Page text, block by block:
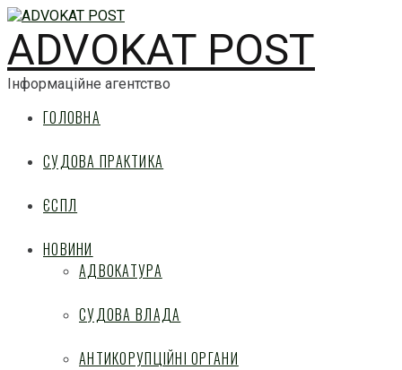
ADVOKAT POST
Інформаційне агентство
ГОЛОВНА
СУДОВА ПРАКТИКА
ЄСПЛ
НОВИНИ
АДВОКАТУРА
СУДОВА ВЛАДА
АНТИКОРУПЦІЙНІ ОРГАНИ